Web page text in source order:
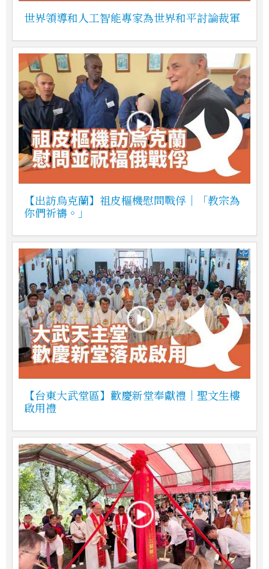
世界領導和人工智能專家為世界和平討論裁軍
【出訪烏克蘭】祖皮樞機慰問戰俘｜「教宗為
你們祈禱。」
【台東大武堂區】歡慶新堂奉獻禮｜聖文生樓
啟用禮